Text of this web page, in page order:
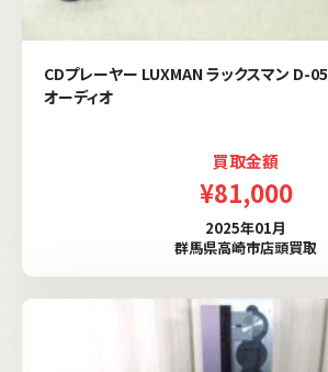
CDプレーヤー LUXMAN ラックスマン D-05
オーディオ
買取金額
¥81,000
2025年01月
群馬県高崎市店頭買取